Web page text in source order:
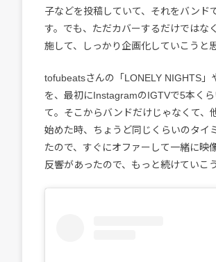
子などを投稿していて、それをバンド
す。でも、ただカバーするだけではな
施して、しっかり企画化していこうと思
tofubeatsさんの「LONELY NIGHTS
を、最初にInstagramのIGTVで5本く
て。そこからバンドだけじゃなくて、
始めた時、ちょうど同じくらいのタイ
たので、すぐにオファーして一緒に映
反響があったので、もっと続けていこ